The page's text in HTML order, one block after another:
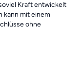
Kraft entwickelt
kann mit einem
ohne